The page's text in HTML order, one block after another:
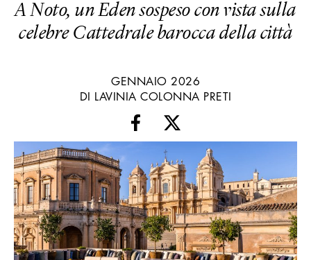
A Noto, un Eden sospeso con vista sulla
celebre Cattedrale barocca della città
GENNAIO 2026
DI LAVINIA COLONNA PRETI